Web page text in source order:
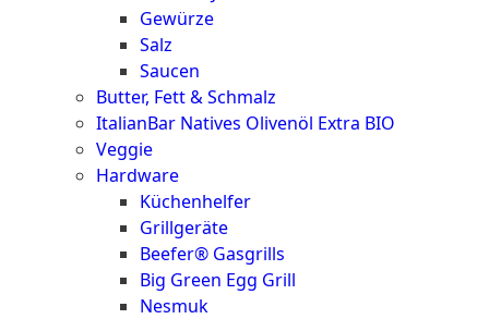
Gewürze
Salz
Saucen
Butter, Fett & Schmalz
ItalianBar Natives Olivenöl Extra BIO
Veggie
Hardware
Küchenhelfer
Grillgeräte
Beefer® Gasgrills
Big Green Egg Grill
Nesmuk